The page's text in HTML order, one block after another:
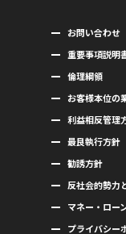
お問い合わせ
重要事項説明
倫理綱領
お客様本位の
利益相反管理
最良執行方針
勧誘方針
反社会的勢力
マネー・ロー
プライバシー